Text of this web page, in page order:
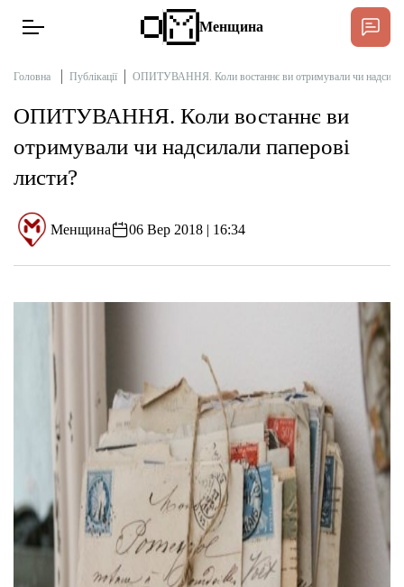
Новини
Тексти
Бюджет
Тендери
Довідник
Контакти
Підтримати
Менщина
Головна Публікації ОПИТУВАННЯ. Коли востаннє ви отримували чи
ОПИТУВАННЯ. Коли востаннє ви
отримували чи надсилали паперові
листи?
Менщина 06 Вер 2018 | 16:34